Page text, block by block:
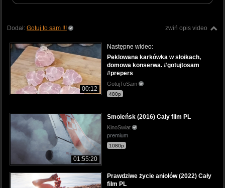
zwiń opis video
Dodał: Gotuj to sam !!!
00:12
Następne wideo:
Peklowana karkówka w słoikach,
domowa konserwa. #gotujtosam
#prepers
GotujToSam
480p
01:55:20
Smoleńsk (2016) Cały film PL
KinoSwiat
premium
1080p
Prawdziwe życie aniołów (2022) Cały
film PL